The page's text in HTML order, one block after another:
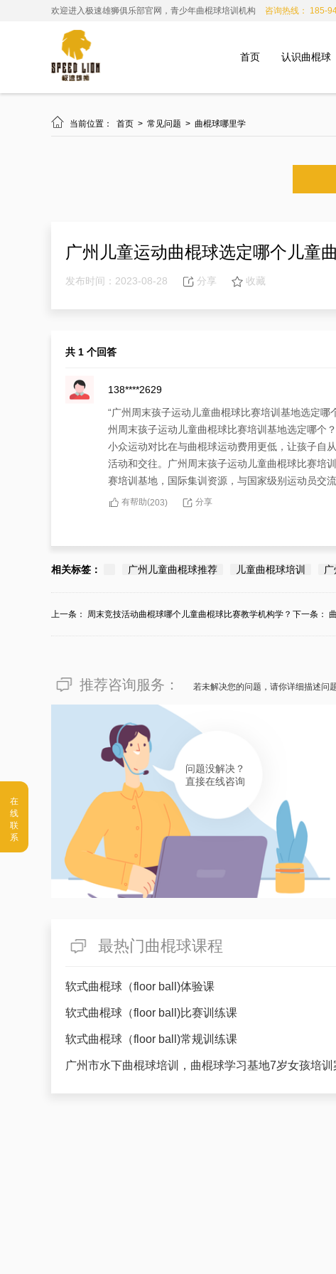
欢迎进入极速雄狮俱乐部官网，青少年曲棍球培训机构 咨询热线： 185-
首页 认识曲棍球
 当前位置： 首页 > 常见问题 > 曲棍球哪里学
广州儿童运动曲棍球选定哪个儿童
发布时间：2023-08-28 分享 收藏
共 1 个回答
138****2629
“广州周末孩子运动儿童曲棍球比赛培训基地选定
州周末孩子运动儿童曲棍球比赛培训基地选定哪个
小众运动对比在与曲棍球运动费用更低，让孩子自
活动和交往。广州周末孩子运动儿童曲棍球比赛培
赛培训基地，国际集训资源，与国家级别运动员交
有帮助(203) 分享
相关标签： 广州儿童曲棍球推荐 儿童曲棍球培训
上一条： 周末竞技活动曲棍球哪个儿童曲棍球比赛教学机构学？ 下一条：
推荐咨询服务： 若未解决您的问题，请你详细描述问
问题没解决？
直接在线咨询
最热门曲棍球课程
软式曲棍球（floor ball)体验课
软式曲棍球（floor ball)比赛训练课
软式曲棍球（floor ball)常规训练课
广州市水下曲棍球培训，曲棍球学习基地7岁女孩培训